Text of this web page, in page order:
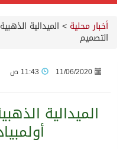
أخبار محلية > الميدالية
التصميم
11/06/2020
الميدالية